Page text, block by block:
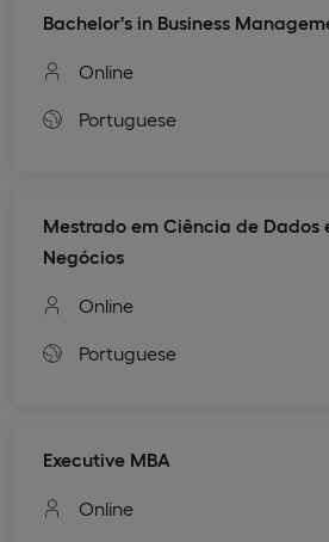
Bachelor's in Business
Online
Portuguese
Mestrado em Ciência de Dados
Negócios
Online
Portuguese
Executive MBA
Online